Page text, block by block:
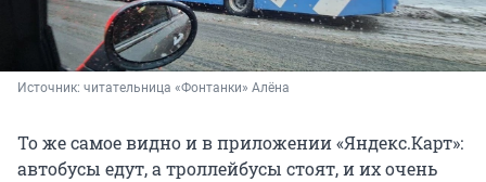
Источник: читательница «Фонтанки» Алёна
То же самое видно и в приложении «Яндекс.Карт»:
автобусы едут, а троллейбусы стоят, и их очень